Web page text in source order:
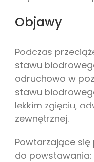
Objawy
Podczas
stawu
odruchowo w
stawu
lekkim zgięciu,
zewnętrznej.
Powtarzające
do powstawania: